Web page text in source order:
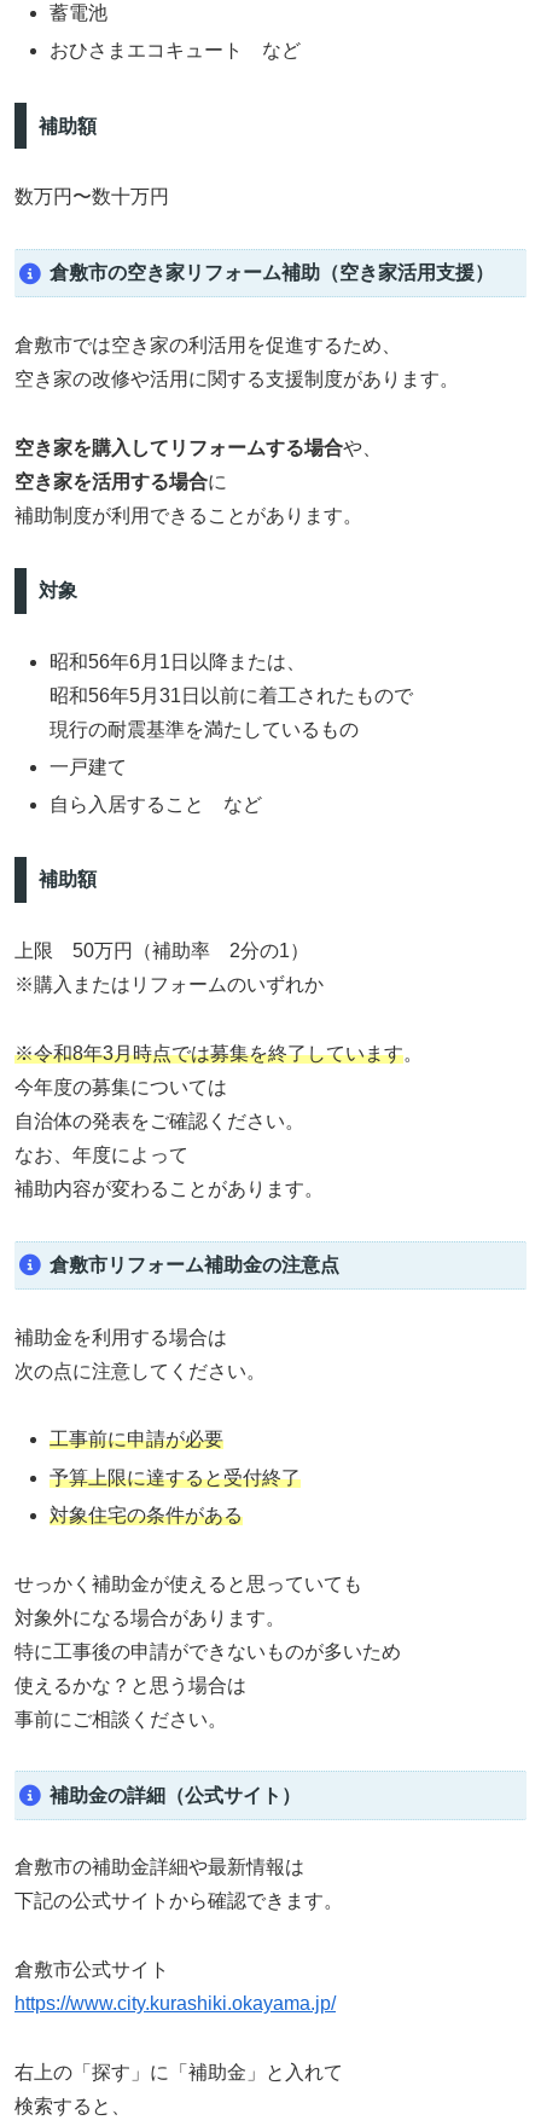
蓄電池
おひさまエコキュート など
補助額
数万円〜数十万円
倉敷市の空き家リフォーム補助（空き家活用支援）
倉敷市では空き家の利活用を促進するため、
空き家の改修や活用に関する支援制度があります。
空き家を購入してリフォームする場合や、
空き家を活用する場合に
補助制度が利用できることがあります。
対象
昭和56年6月1日以降または、
昭和56年5月31日以前に着工されたもので
現行の耐震基準を満たしているもの
一戸建て
自ら入居すること など
補助額
上限 50万円（補助率 2分の1）
※購入またはリフォームのいずれか
※令和8年3月時点では募集を終了しています。
今年度の募集については
自治体の発表をご確認ください。
なお、年度によって
補助内容が変わることがあります。
倉敷市リフォーム補助金の注意点
補助金を利用する場合は
次の点に注意してください。
工事前に申請が必要
予算上限に達すると受付終了
対象住宅の条件がある
せっかく補助金が使えると思っていても
対象外になる場合があります。
特に工事後の申請ができないものが多いため
使えるかな？と思う場合は
事前にご相談ください。
補助金の詳細（公式サイト）
倉敷市の補助金詳細や最新情報は
下記の公式サイトから確認できます。
倉敷市公式サイト
https://www.city.kurashiki.okayama.jp/
右上の「探す」に「補助金」と入れて
検索すると、